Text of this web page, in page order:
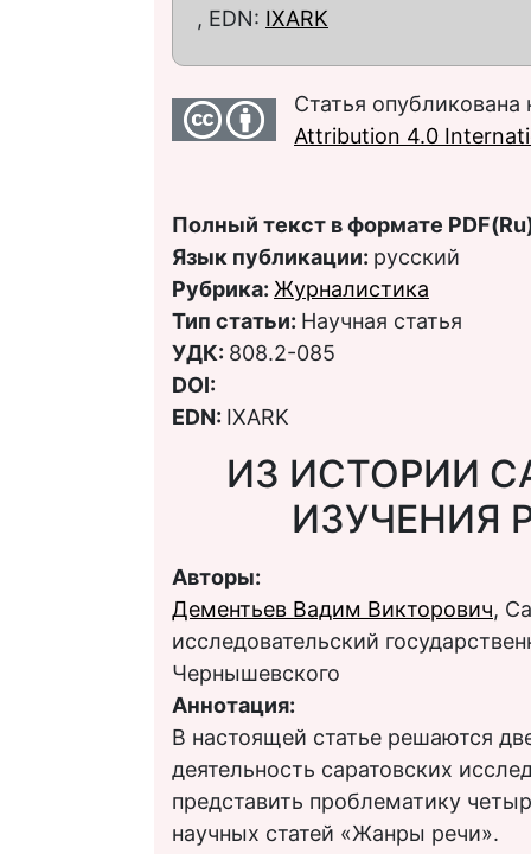
, EDN: IXARK
Статья
Attribution 4.0
Полный текст в формате
Язык публикации: русский
Рубрика: Журналистика
Тип статьи: Научная статья
УДК: 808.2-085
DOI:
EDN: IXARK
ИЗ ИСТОРИИ
ИЗУЧЕНИЯ
Авторы:
Дементьев Вадим Викторович,
исследовательский
Чернышевского
Аннотация:
В настоящей статье решаются
деятельность саратовских
представить проблематику
научных статей «Жанры речи».